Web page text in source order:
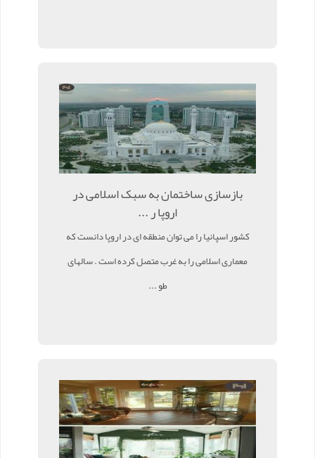
بازسازی ساختمان به سبک اسلامی در
اروپا ر ...
کشور اسپانیا را می توان منطقه ای در اروپا دانست که
معماری اسلامی را به غرب متصل کرده است . سالهای
طو ...